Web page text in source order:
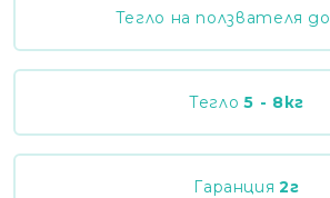
Тегло на ползвателя до
Тегло 5 - 8кг
Гаранция 2г